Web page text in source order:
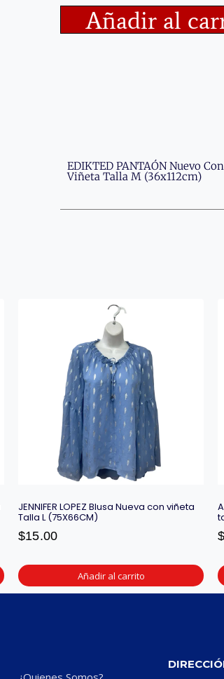
Añadir al
EDIKTED PANTAÓN Nuevo Con
Viñeta Talla M (36x112cm)
JENNIFER LOPEZ Blusa Nueva con viñeta
Talla L (75X66CM)
$15.00
Añadir al carrito
$